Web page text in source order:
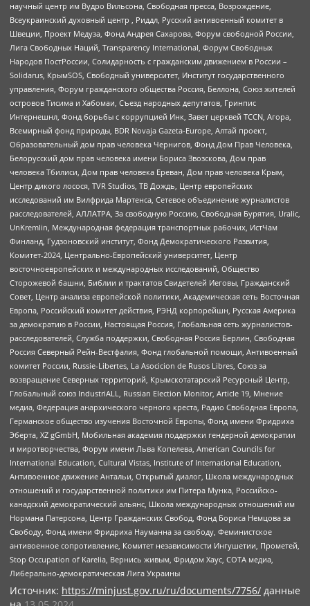
научный центр им Вудро Вильсона, Свободная пресса, Возрождение,
Всеукраинский духовный центр , Риддл, Русский антивоенный комитет в
Швеции, Проект Медуза, Фонд Андрея Сахарова, Форум свободной России,
Лига Свободных Наций, Transparеncy International, Форум Свободных
Народов ПостРоссии, Солидарность с гражданским движением в России –
Solidarus, КрымSOS, Свободный университет, Институт государственного
управления, Форум гражданского общества Россия, Беллона, Союз жителей
островов Тисима и Хабомаи, Съезд народных депутатов, Гринпис
Интернешнл, Фонд борьбы с коррупцией Инк, Завет церквей TCCN, Агора,
Всемирный фонд природы, BDR Novaja Gazeta-Europe, Алтай проект,
Образовательный дом прав человека Чернигов, Фонд Дом Прав Человека,
Белорусский дом прав человека имени Бориса Звозскова, Дом прав
человека Тбилиси, Дом прав человека Ереван, Дом прав человека Крым,
Центр дикого лосося, TVR Studios, ТВ Дождь, Центр европейских
исследований им Вилфрида Мартенса, Сетевое объединение журналистов
расследователей, АЛЛАТРА, За свободную Россию, Свободная Бурятия, Uralic,
UnKremlin, Международная федерация транспортных рабочих, ИстЧам
Финланд, Гудзоновский институт, Фонд Демократического Развития,
Комитет-2024, Центрально-Европейский университет, Центр
восточноевропейских и международных исследований, Общество
Сторожевой башни, Библии и трактатов Свидетелей Иеговы, Гражданский
Совет, Центр анализа европейской политики, Академическая сеть Восточная
Европа, Российский комитет действия, РЭНД корпорейшн, Русская Америка
за демократию в России, Настоящая Россия, Глобальная сеть журналистов-
расследователей, Служба поддержки, Свободная Россия Берлин, Свободная
Россия Северный Рейн-Вестфалия, Фонд глобальной помощи, Антивоенный
комитет России, Russie-Libertes, La Asocicion de Rusos Libres, Союз за
возвращение Северных территорий, Крымскотатарский Ресурсный Центр,
Глобальный союз IndustriALL, Russian Election Monitor, Article 19, Мнение
медиа, Федерация анархического черного креста, Радио Свободная Европа,
Германское общество изучения Восточной Европы, Фонд имени Фридриха
Эберта, XZ gGmbH, Мобильная академия поддержки гендерной демократии
и миротворчества, Форум имени Льва Копелева, American Councils for
International Education, Cultural Vistas, Institute of International Education,
Антивоенное движение Антальи, Открытый диалог, Школа международных
отношений и государственной политики им Питера Мунка, Российско-
канадский демократический альянс, Школа международных отношений им
Нормана Патерсона, Центр Гражданских Свобод, Фонд Бориса Немцова за
Свободу, Фонд имени Фридриха Науманна за свободу, Феминистское
антивоенное сопротивление, Комитет независимости Ингушетии, Прометей,
Stop Occupation of Karelia, Вернись живым, Фридом Хаус, СОТА медиа,
Либерально-демократическая Лига Украины
Источник: https://minjust.gov.ru/ru/documents/7756/ данные